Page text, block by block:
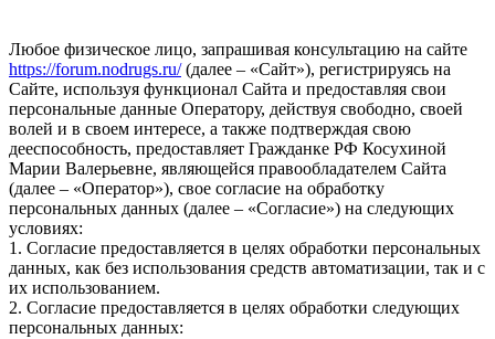
Любое физическое лицо, запрашивая консультацию на сайте
https://forum.nodrugs.ru/(далее – «Сайт»), регистрируясь на
Сайте, используя функционал Сайта и предоставляя свои
персональные данные Оператору, действуя свободно, своей
волей и в своем интересе, а также подтверждая свою
дееспособность, предоставляет Гражданке РФ Косухиной
Марии Валерьевне, являющейся правообладателем Сайта
(далее – «Оператор»), свое согласие на обработку
персональных данных (далее – «Согласие») на следующих
условиях:
1. Согласие предоставляется в целях обработки персональных
данных, как без использования средств автоматизации, так и с
их использованием.
2. Согласие предоставляется в целях обработки следующих
персональных данных: